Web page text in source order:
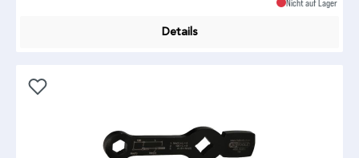
Details